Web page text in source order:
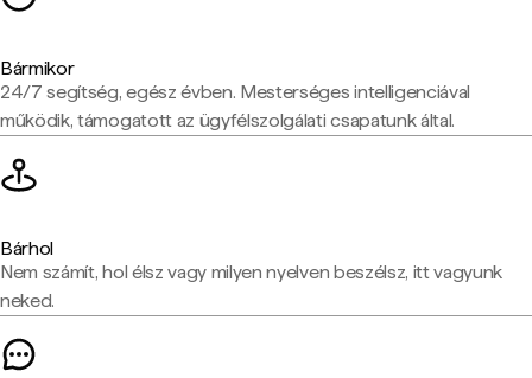
Bármikor
24/7 segítség, egész évben. Mesterséges intelligenciával
működik, támogatott az ügyfélszolgálati csapatunk által.
Bárhol
Nem számít, hol élsz vagy milyen nyelven beszélsz, itt vagyunk
neked.